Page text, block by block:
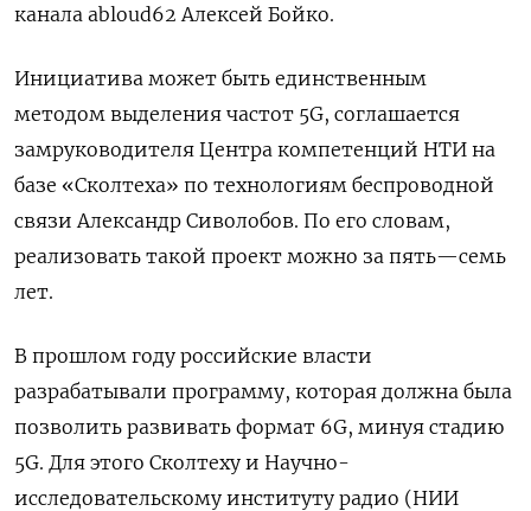
канала abloud62 Алексей Бойко.
Инициатива может быть единственным
методом выделения частот 5G, соглашается
замруководителя Центра компетенций НТИ на
базе «Сколтеха» по технологиям беспроводной
связи Александр Сиволобов. По его словам,
реализовать такой проект можно за пять—семь
лет.
В прошлом году российские власти
разрабатывали программу, которая должна была
позволить развивать формат 6G, минуя стадию
5G. Для этого Сколтеху и Научно-
исследовательскому институту радио (НИИ